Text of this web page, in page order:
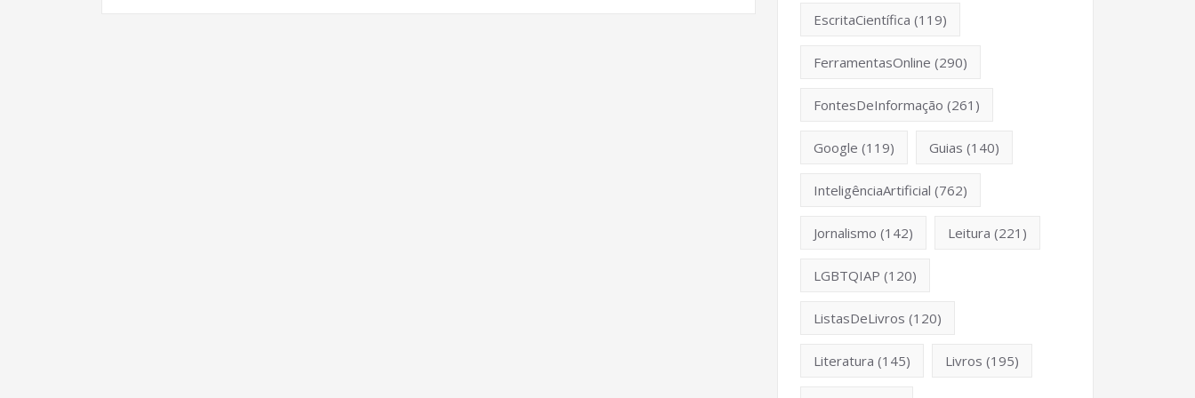
EscritaCientífica (119)
FerramentasOnline (290)
FontesDeInformação (261)
Google (119) Guias (140)
InteligênciaArtificial (762)
Jornalismo (142) Leitura (221)
LGBTQIAP (120)
ListasDeLivros (120)
Literatura (145) Livros (195)